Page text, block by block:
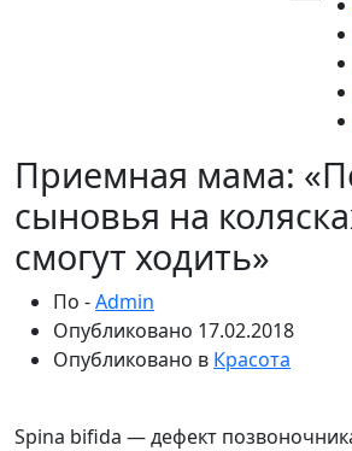
Приемная мама:
сыновья на
смогут ходить»
По -Admin
Опубликовано 17.02.2018
Опубликовано в Красота
Spina bifida — дефект